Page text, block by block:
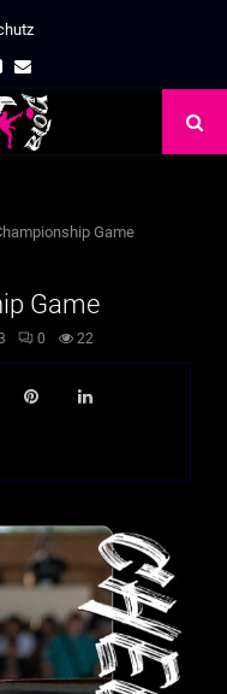
FlickrEmail
Game
Game
0 22